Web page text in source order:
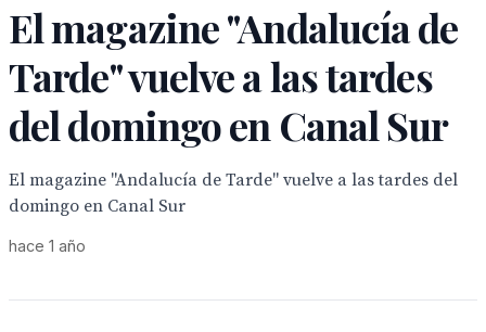
El magazine "Andalucía de
Tarde" vuelve a las tardes
del domingo en Canal Sur
El magazine "Andalucía de Tarde" vuelve a las tardes del
domingo en Canal Sur
hace 1 año